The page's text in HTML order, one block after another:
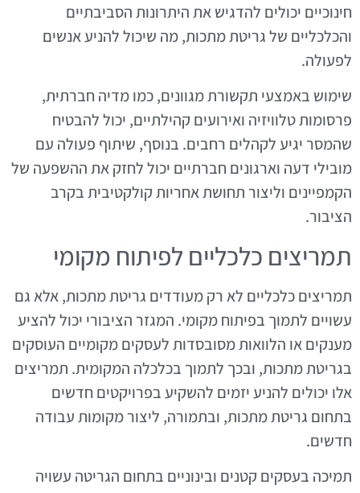
חינוכיים יכולים להדגיש את היתרונות הסביבתיים
והכלכליים של גריטת מתכות, מה שיכול להניע אנשים
לפעולה.
שימוש באמצעי תקשורת מגוונים, כמו מדיה חברתית,
פרסומות טלוויזיה ואירועים קהילתיים, יכול להבטיח
שהמסר יגיע לקהלים רחבים. בנוסף, שיתוף פעולה עם
מובילי דעה וארגונים חברתיים יכול לחזק את ההשפעה של
הקמפיינים וליצור תחושת אחריות קולקטיבית בקרב
הציבור.
תמריצים כלכליים לפיתוח מקומי
תמריצים כלכליים לא רק מעודדים גריטת מתכות, אלא גם
עשויים לתמוך בפיתוח מקומי. המגזר הציבורי יכול להציע
מענקים או הלוואות מסובסדות לעסקים מקומיים העוסקים
בגריטת מתכות, ובכך לתמוך בכלכלה המקומית. תמריצים
אלו יכולים להניע יזמים להשקיע בפרויקטים חדשים
בתחום גריטת מתכות, ובתמורה, ליצור מקומות עבודה
חדשים.
תמיכה בעסקים קטנים ובינוניים בתחום הגריטה עשויה